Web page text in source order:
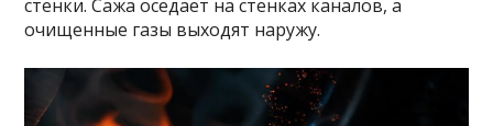
стенки. Сажа оседает на стенках каналов, а
очищенные газы выходят наружу.